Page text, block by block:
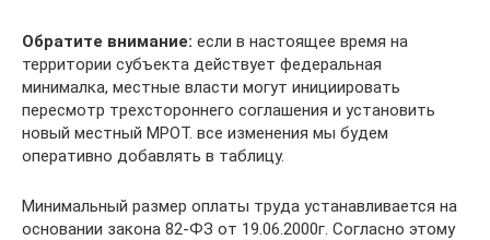
Обратите внимание: если в настоящее время на
территории субъекта действует федеральная
минималка, местные власти могут инициировать
пересмотр трехстороннего соглашения и установить
новый местный МРОТ. все изменения мы будем
оперативно добавлять в таблицу.
Минимальный размер оплаты труда устанавливается на
основании закона 82-ФЗ от 19.06.2000г. Согласно этому